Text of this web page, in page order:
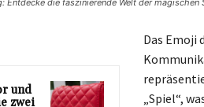
und
zwei
Das Emoji
„Spiel“,